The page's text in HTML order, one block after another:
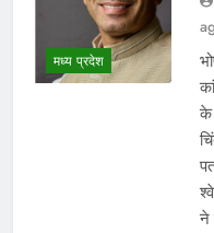
मध्य प्रदेश
के
ने